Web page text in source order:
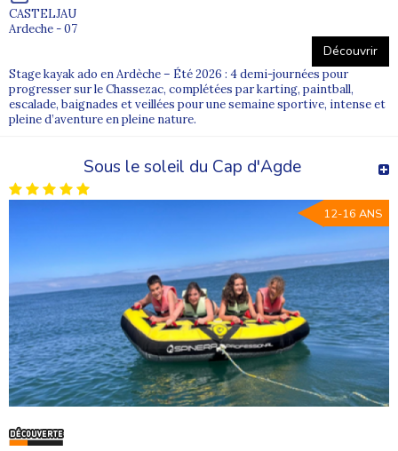
CASTELJAU
Ardeche - 07
Découvrir
Stage kayak ado en Ardèche – Été 2026 : 4 demi-journées pour
progresser sur le Chassezac, complétées par karting, paintball,
escalade, baignades et veillées pour une semaine sportive, intense et
pleine d’aventure en pleine nature.
Sous le soleil du Cap d'Agde
12-16 ANS